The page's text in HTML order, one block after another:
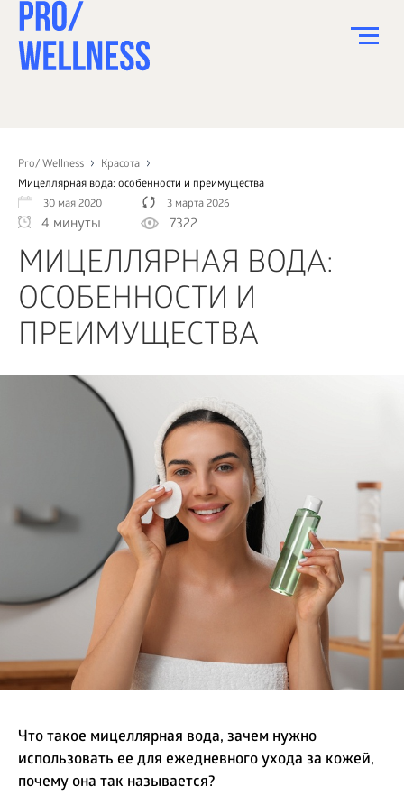
Pro/ Wellness
Красота
Мицеллярная вода: особенности и преимущества
30 мая 2020
3 марта 2026
4 минуты 7322
МИЦЕЛЛЯРНАЯ ВОДА:
ОСОБЕННОСТИ И
ПРЕИМУЩЕСТВА
Что такое мицеллярная вода, зачем нужно
использовать ее для ежедневного ухода за кожей,
почему она так называется?
СПОРТ
ЗДОРОВЬЕ
КРАСОТА
ПСИХОЛОГИЯ
ДЕТИ
ДОМ
КАК?